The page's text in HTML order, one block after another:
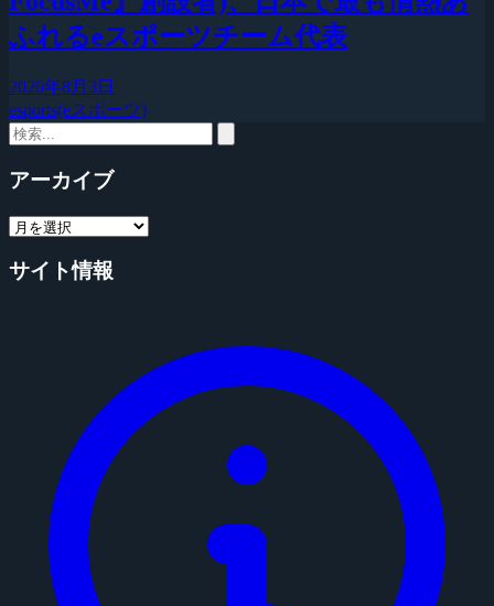
ふれるeスポーツチーム代表
2026年8月3日
esports(eスポーツ)
アーカイブ
サイト情報